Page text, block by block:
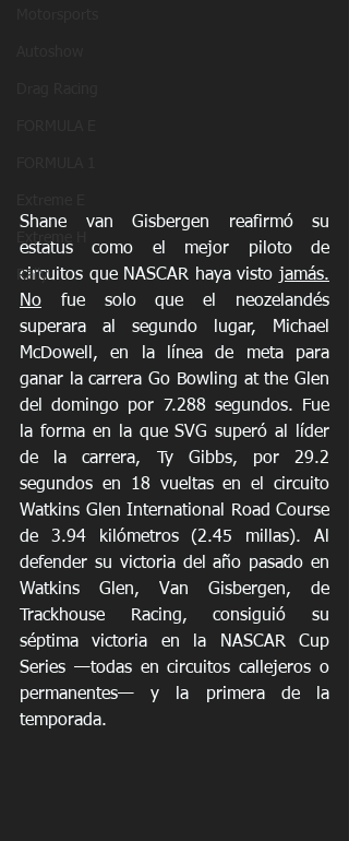
Extreme H
Rally
Shane van Gisbergen reafirmó su
estatus como el mejor piloto de
circuitos que NASCAR haya visto jamás.
No fue solo que el neozelandés
superara al segundo lugar, Michael
McDowell, en la línea de meta para
ganar la carrera Go Bowling at the Glen
del domingo por 7.288 segundos. Fue
la forma en la que SVG superó al líder
de la carrera, Ty Gibbs, por 29.2
segundos en 18 vueltas en el circuito
Watkins Glen International Road Course
de 3.94 kilómetros (2.45 millas). Al
defender su victoria del año pasado en
Watkins Glen, Van Gisbergen, de
Trackhouse Racing, consiguió su
séptima victoria en la NASCAR Cup
Series —todas en circuitos callejeros o
permanentes— y la primera de la
temporada.